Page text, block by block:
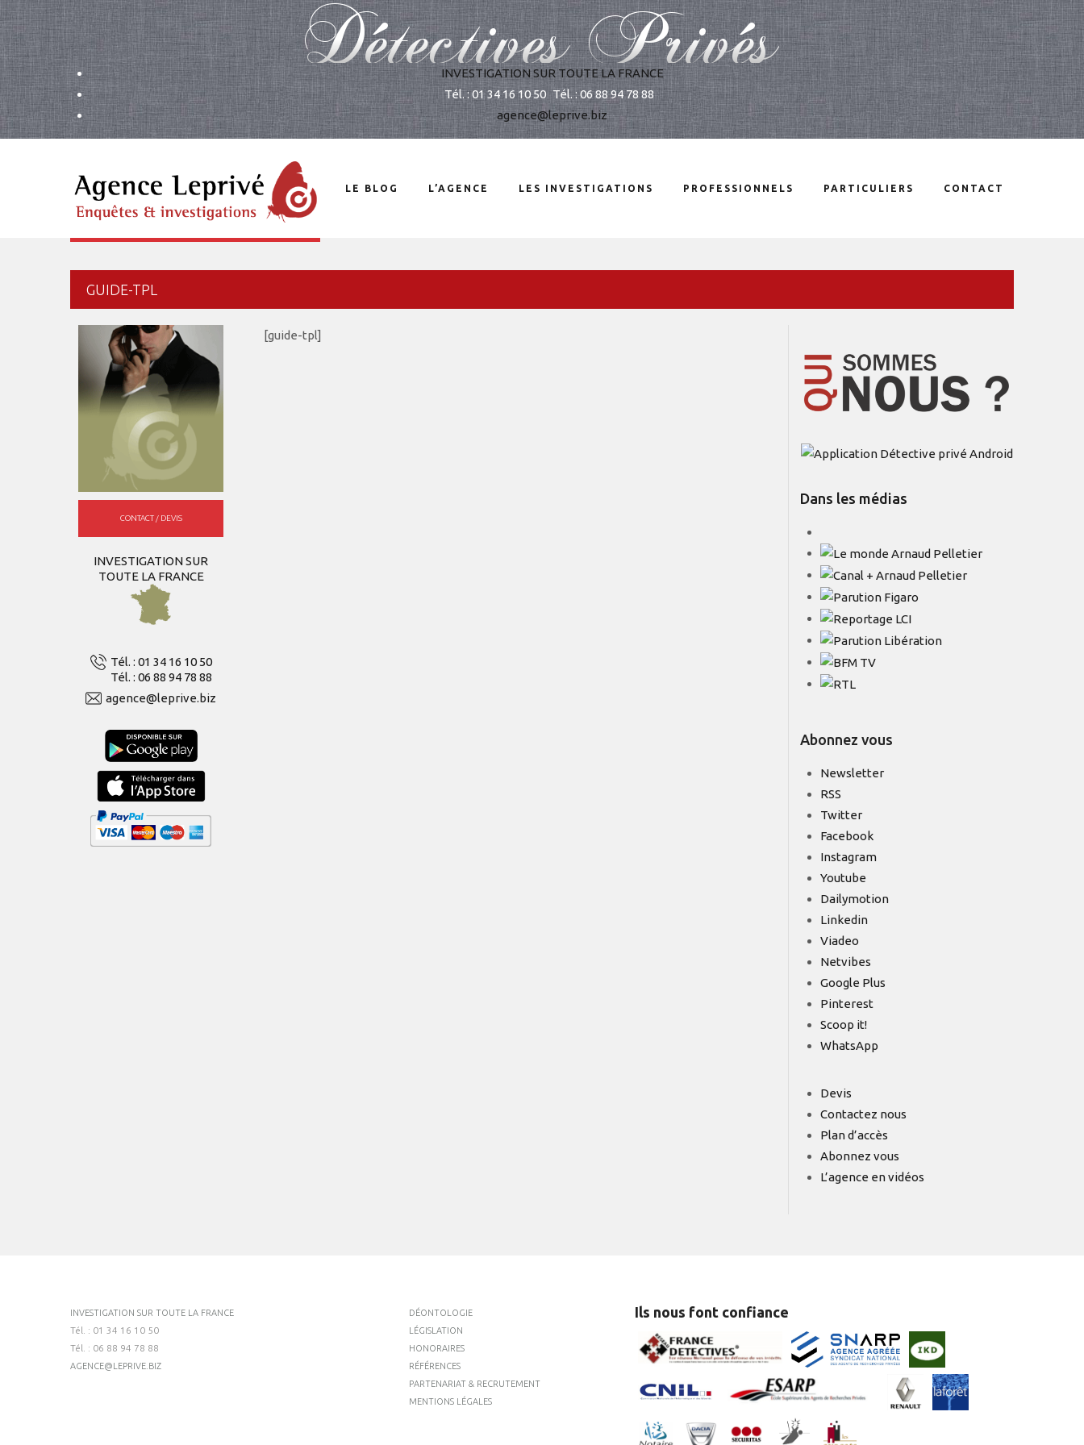
INVESTIGATION SUR TOUTE LA FRANCE
Tél. : 01 34 16 10 50 Tél. : 06 88 94 78 88
agence@leprive.biz
LE BLOG L’AGENCE LES INVESTIGATIONS PROFESSIONNELS PARTICULIERS CONTACT
GUIDE-TPL
[guide-tpl]
CONTACT / DEVIS
INVESTIGATION SUR
TOUTE LA FRANCE
Tél. : 01 34 16 10 50
Tél. : 06 88 94 78 88
agence@leprive.biz
Dans les médias
Abonnez vous
Newsletter
RSS
Twitter
Facebook
Instagram
Youtube
Dailymotion
Linkedin
Viadeo
Netvibes
Google Plus
Pinterest
Scoop it!
WhatsApp
Devis
Contactez nous
Plan d’accès
Abonnez vous
L’agence en vidéos
INVESTIGATION SUR TOUTE LA FRANCE
Tél. : 01 34 16 10 50
Tél. : 06 88 94 78 88
AGENCE@LEPRIVE.BIZ
DÉONTOLOGIE
LÉGISLATION
HONORAIRES
RÉFÉRENCES
PARTENARIAT & RECRUTEMENT
MENTIONS LÉGALES
Ils nous font confiance